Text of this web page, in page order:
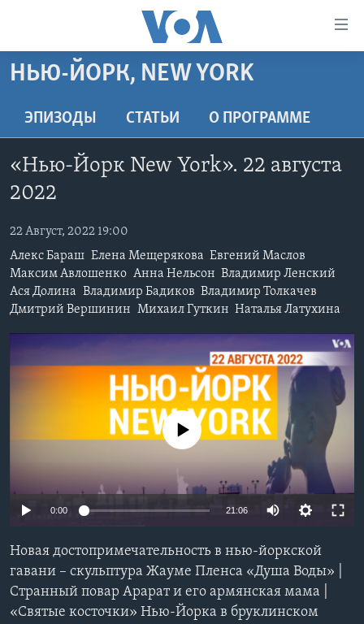
Перейти
на
контент
основной
Перейти
поиск
ПРОГРАММЫ
НОВОСТИ ЗА МИНУТУ
ПОЧЕМУ ЭТО ВАЖНО?
ДИСКУССИЯ VOA
ДЕТАЛИ
АМЕРИКА. БОЛЬШОЕ ПУТЕШЕСТВИЕ
УЧИМ АНГЛИЙСКИЙ
А КАК В АМЕРИКЕ?
АРТЕФАКТЫ
АМЕРИКАНСКИЕ ГОРОДКИ
ЭКСПЕРТИЗА
ИНТЕРВЬЮ
ФАКТЫ ПРОТИВ ФЕЙКОВ
ЗА СВОБОДУ ПРЕССЫ
УЧИМ АНГЛИЙСКИЙ
ВИДЕО
ПОДПИСКА НА НОВОСТИ
СОЦИАЛЬНЫЕ СЕТИ
Языки
НЬЮ-ЙОРК, NEW YORK
ЭПИЗОДЫ СТАТЬИ O ПРОГРАММЕ
«Нью-Йорк New York». 22 августа
2022
22 Август, 2022 19:00
Алекс Бараш Елена Мещерякова Евгений Маслов
Максим Авлошенко Анна Нельсон Владимир Ленский
Ася Долина Владимир Бадиков Владимир Толкачев
Дмитрий Вершинин Михаил Гуткин Наталья Латухина
No media source currently available
0:00 21:06
Новая достопримечательность в нью-йоркской
гавани – скульптура Жауме Пленса «Душа Воды» |
Странный повар Арарат и его армянская мама |
«Святые косточки» Нью-Йорка в бруклинском